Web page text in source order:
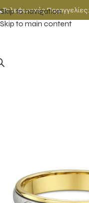
Skip to navigation
Skip to main content
Τηλεφωνικές Παραγγελίες: